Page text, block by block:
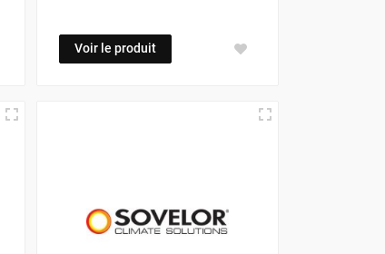
Voir le produit